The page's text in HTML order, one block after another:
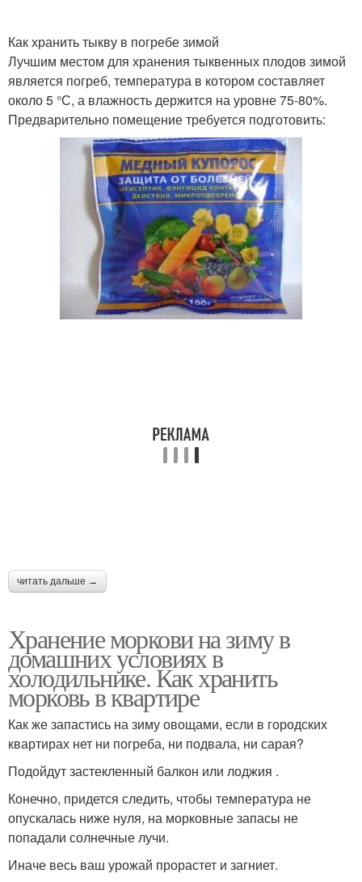
Как хранить тыкву в погребе зимой
Лучшим местом для хранения тыквенных плодов зимой
является погреб, температура в котором составляет
около 5 °С, а влажность держится на уровне 75-80%.
Предварительно помещение требуется подготовить:
читать дальше →
Хранение моркови на зиму в
домашних условиях в
холодильнике. Как хранить
морковь в квартире
Как же запастись на зиму овощами, если в городских
квартирах нет ни погреба, ни подвала, ни сарая?
Подойдут застекленный балкон или лоджия .
Конечно, придется следить, чтобы температура не
опускалась ниже нуля, на морковные запасы не
попадали солнечные лучи.
Иначе весь ваш урожай прорастет и загниет.